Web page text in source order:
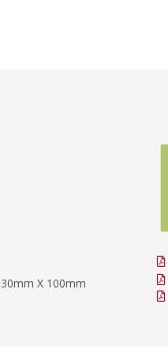
X 100mm